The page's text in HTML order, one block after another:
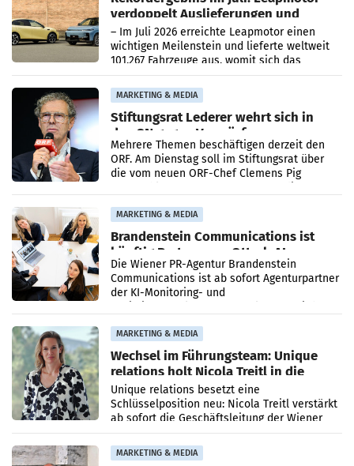
verdoppelt Auslieferungen und
überschreitet die 100.000er-Marke
– Im Juli 2026 erreichte Leapmotor einen
wichtigen Meilenstein und lieferte weltweit
101.267 Fahrzeuge aus, womit sich das
Ergebnis gegenüber Juli 2025 mehr als
verdoppelte (+102
MARKETING & MEDIA
Stiftungsrat Lederer wehrt sich in
den SN gegen Vorwürfe
Mehrere Themen beschäftigen derzeit den
ORF. Am Dienstag soll im Stiftungsrat über
die vom neuen ORF-Chef Clemens Pig
MARKETING & MEDIA
Brandenstein Communications ist
künftig Partner von OtterlyAI
Die Wiener PR-Agentur Brandenstein
Communications ist ab sofort Agenturpartner
der KI-Monitoring- und
MARKETING & MEDIA
Wechsel im Führungsteam: Unique
relations holt Nicola Treitl in die
Geschäftsleitung
Unique relations besetzt eine
Schlüsselposition neu: Nicola Treitl verstärkt
ab sofort die Geschäftsleitung der Wiener
PR-Agentur an der Seite von Josef Kalina und
Anna Kalina-Mahr.
MARKETING & MEDIA